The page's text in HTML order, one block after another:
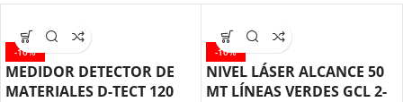
-10%
MEDIDOR DETECTOR DE
MATERIALES D-TECT 120
-10%
NIVEL LÁSER ALCANCE 50
MT LÍNEAS VERDES GCL 2-